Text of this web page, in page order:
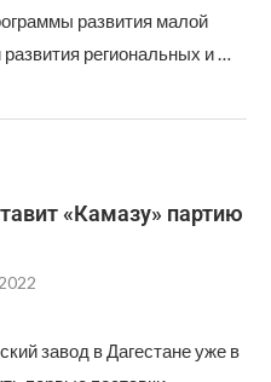
развития малой
региональных и …
«Камазу» партию
завод в Дагестане уже в